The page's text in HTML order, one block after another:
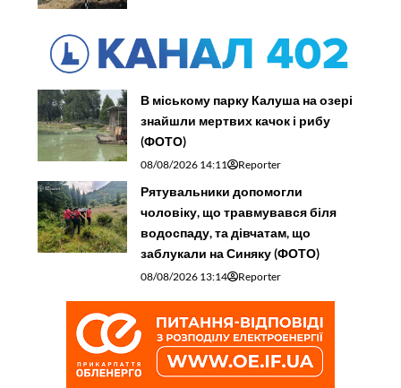
В міському парку Калуша на озері
знайшли мертвих качок і рибу
(ФОТО)
08/08/2026 14:11 Reporter
Рятувальники допомогли
чоловіку, що травмувався біля
водоспаду, та дівчатам, що
заблукали на Синяку (ФОТО)
08/08/2026 13:14 Reporter